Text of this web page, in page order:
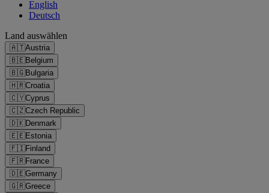
English
Deutsch
Land auswählen
🇦🇹Austria
🇧🇪Belgium
🇧🇬Bulgaria
🇭🇷Croatia
🇨🇾Cyprus
🇨🇿Czech Republic
🇩🇰Denmark
🇪🇪Estonia
🇫🇮Finland
🇫🇷France
🇩🇪Germany
🇬🇷Greece